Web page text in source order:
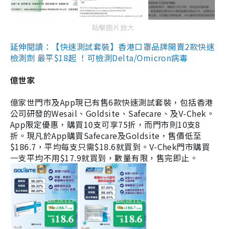
點擊圖片放大
延伸閱讀：【快速測試套裝】香港口罩品牌開賣2款快速
檢測劑 最平$18起 ！可檢測Delta/Omicron病毒
億世家
億家世門市及App現已有售6款快速測試套裝，包括香港
公司研發的Wesail、Goldsite、Safecare、及V-Chek。
App限定優惠，購買10支可享75折，而門市則10支8
折。現凡於App購買Safecare及Goldsite，售價低至
$186.7，平均每支只需$18.6就買到。V-Chek門市購買
一支平均不用$17.9就買到，數量有限，售完即止。